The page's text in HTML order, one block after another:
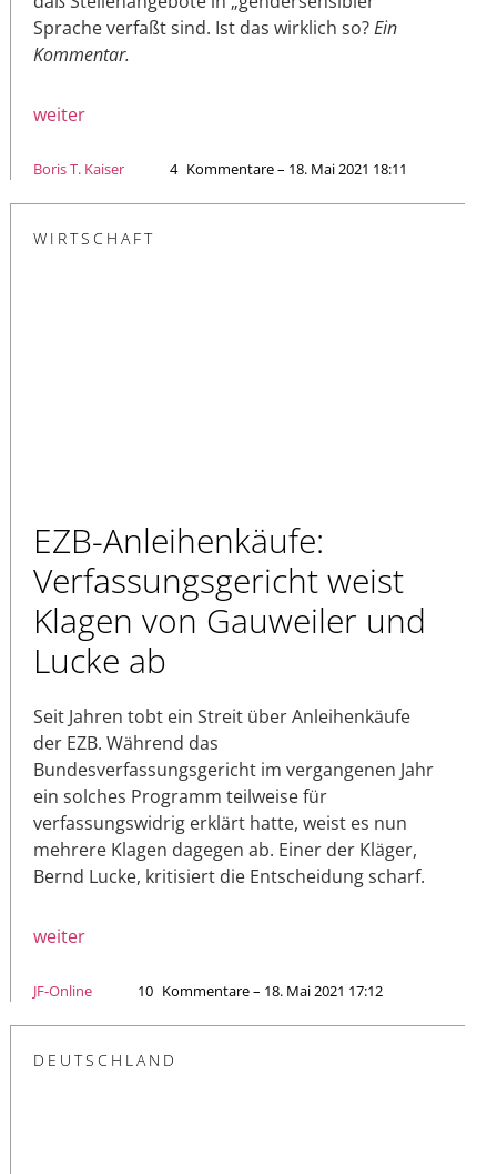
Sprache verfaßt sind. Ist das wirklich so?Ein
Kommentar.
weiter
Boris T. Kaiser 4 Kommentare – 18. Mai 2021 18:11
WIRTSCHAFT
EZB-Anleihenkäufe:
Verfassungsgericht weist
Klagen von Gauweiler und
Lucke ab
Seit Jahren tobt ein Streit über Anleihenkäufe
der EZB. Während das
Bundesverfassungsgericht im vergangenen Jahr
ein solches Programm teilweise für
verfassungswidrig erklärt hatte, weist es nun
mehrere Klagen dagegen ab. Einer der Kläger,
Bernd Lucke, kritisiert die Entscheidung scharf.
weiter
JF-Online 10 Kommentare – 18. Mai 2021 17:12
DEUTSCHLAND